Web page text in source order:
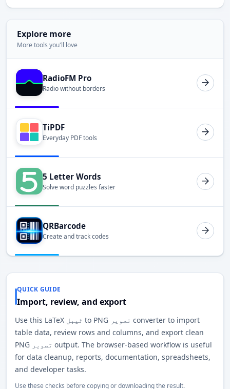
Explore more
More tools you'll love
RadioFM Pro
Radio without borders
TiPDF
Everyday PDF tools
5 Letter Words
Solve word puzzles faster
QRBarcode
Create and track codes
QUICK GUIDE
Import, review, and export
Use this LaTeX ٹیبل to PNG تصویر converter to import
table data, review rows and columns, and export clean
PNG تصویر output. The browser-based workflow is useful
for data cleanup, reports, documentation, spreadsheets,
and developer tasks.
Use these checks before copying or downloading the result.